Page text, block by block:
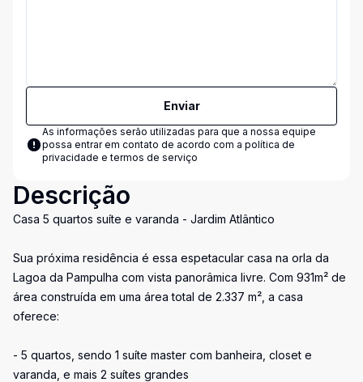
Enviar
As informações serão utilizadas para que a nossa equipe
possa entrar em contato de acordo com a política de
privacidade e termos de serviço
Descrição
Casa 5 quartos suíte e varanda - Jardim Atlântico
Sua próxima residência é essa espetacular casa na orla da
Lagoa da Pampulha com vista panorâmica livre. Com 931m² de
área construída em uma área total de 2.337 m², a casa
oferece:
- 5 quartos, sendo 1 suíte master com banheira, closet e
varanda, e mais 2 suítes grandes